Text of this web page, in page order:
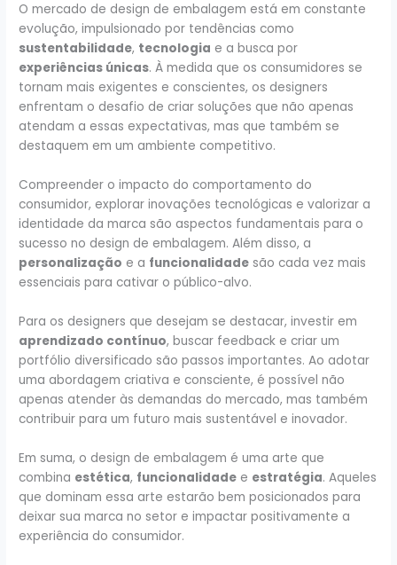
O mercado de design de embalagem está em constante
evolução, impulsionado por tendências como
sustentabilidade, tecnologia e a busca por
experiências únicas. À medida que os consumidores se
tornam mais exigentes e conscientes, os designers
enfrentam o desafio de criar soluções que não apenas
atendam a essas expectativas, mas que também se
destaquem em um ambiente competitivo.
Compreender o impacto do comportamento do
consumidor, explorar inovações tecnológicas e valorizar a
identidade da marca são aspectos fundamentais para o
sucesso no design de embalagem. Além disso, a
personalização e a funcionalidade são cada vez mais
essenciais para cativar o público-alvo.
Para os designers que desejam se destacar, investir em
aprendizado contínuo, buscar feedback e criar um
portfólio diversificado são passos importantes. Ao adotar
uma abordagem criativa e consciente, é possível não
apenas atender às demandas do mercado, mas também
contribuir para um futuro mais sustentável e inovador.
Em suma, o design de embalagem é uma arte que
combina estética, funcionalidade e estratégia. Aqueles
que dominam essa arte estarão bem posicionados para
deixar sua marca no setor e impactar positivamente a
experiência do consumidor.